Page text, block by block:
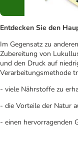
Entdecken Sie den
Im Gegensatz zu
Zubereitung von
und den Druck auf
Verarbeitungsmethode
- viele Nährstoffe zu
- die Vorteile der Natur
- einen hervorragenden